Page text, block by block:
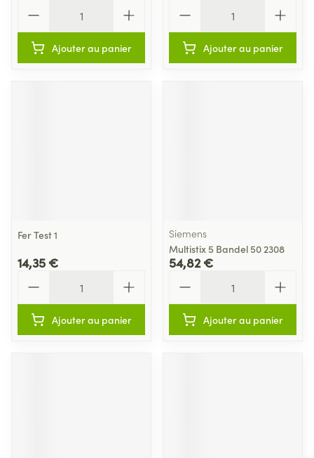
Ajouter au panier Ajouter au panier
Fer Test 1
14,35 €
Ajouter au panier
Siemens
Multistix 5 Bandel 50 2308
54,82 €
Ajouter au panier